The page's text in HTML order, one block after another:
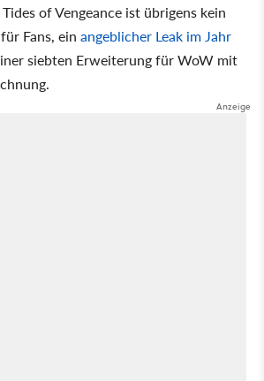
of Vengeance ist übrigens kein
Fans, ein angeblicher Leak im Jahr
siebten Erweiterung für WoW mit